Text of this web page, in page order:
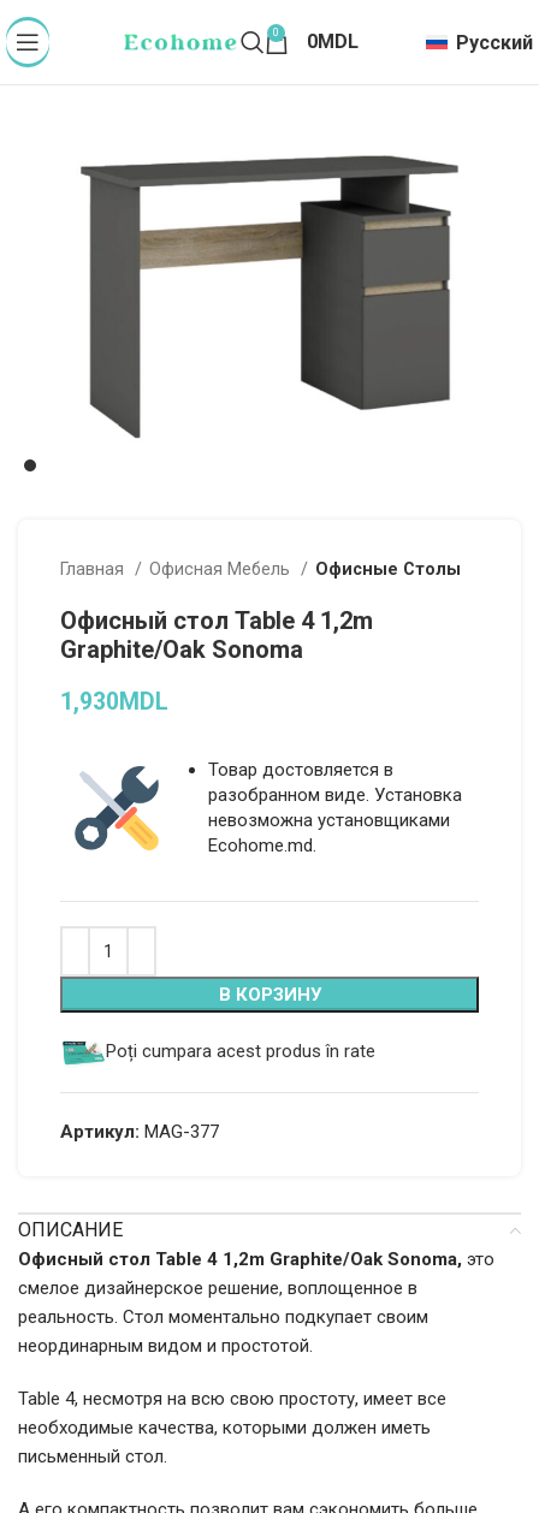
0 0MDL Русский
Главная Офисная Мебель Офисные Столы
Офисный стол Table 4 1,2m
Graphite/Oak Sonoma
1,930MDL
Товар достовляется в
разобранном виде. Установка
невозможна установщиками
Ecohome.md.
В КОРЗИНУ
Alternative:
Poți cumpara acest produs în rate
Артикул: MAG-377
ОПИСАНИЕ
Офисный стол Table 4 1,2m Graphite/Oak Sonoma, это
смелое дизайнерское решение, воплощенное в
реальность. Стол моментально подкупает своим
неординарным видом и простотой.
Table 4, несмотря на всю свою простоту, имеет все
необходимые качества, которыми должен иметь
письменный стол.